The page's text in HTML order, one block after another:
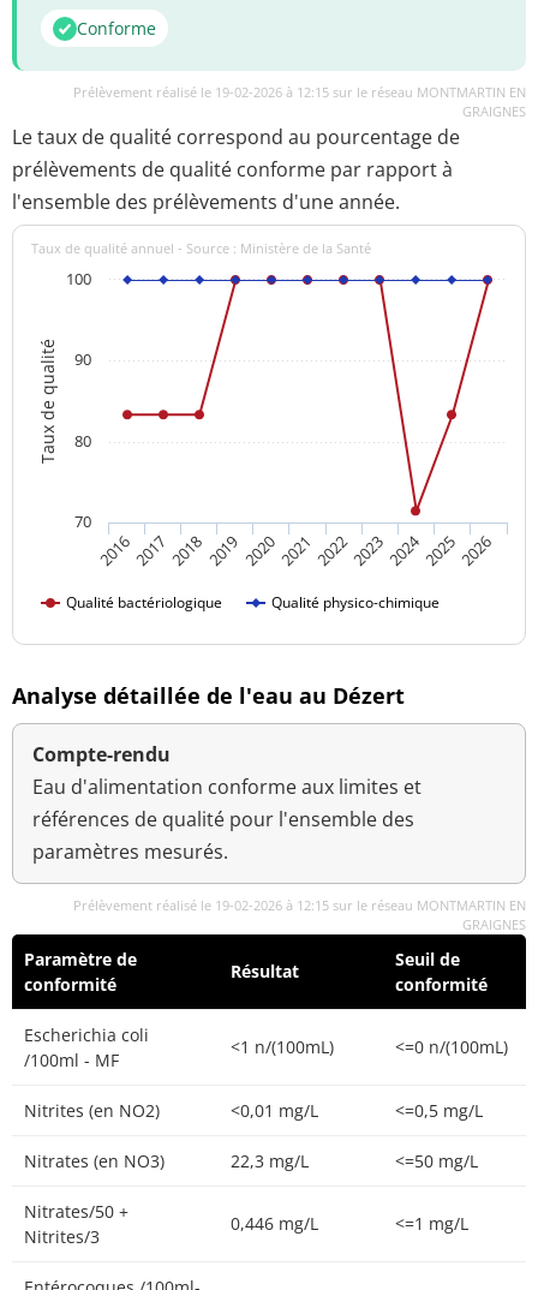
Conforme
Prélèvement réalisé le 19-02-2026 à 12:15 sur le réseau MONTMARTIN EN
GRAIGNES
Le taux de qualité correspond au pourcentage de
prélèvements de qualité conforme par rapport à
l'ensemble des prélèvements d'une année.
Taux de qualité
Taux de qualité annuel - Source : Ministère de la Santé
Qualité bactériologique Qualité physico-chimique
20162017 201820192020202120222023202420252026
70
80
90
100
Analyse détaillée de l'eau au Dézert
Compte-rendu
Eau d'alimentation conforme aux limites et
références de qualité pour l'ensemble des
paramètres mesurés.
Prélèvement réalisé le 19-02-2026 à 12:15 sur le réseau MONTMARTIN EN
GRAIGNES
Paramètre de
conformité
Résultat
Seuil de
conformité
Escherichia coli
/100ml - MF
<1 n/(100mL) <=0 n/(100mL)
Nitrites (en NO2) <0,01 mg/L <=0,5 mg/L
Nitrates (en NO3) 22,3 mg/L <=50 mg/L
Nitrates/50 +
Nitrites/3
0,446 mg/L <=1 mg/L